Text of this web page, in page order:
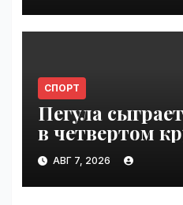
СПОРТ
Пегула
в четвертом
Торонто |
АВГ 7, 2026